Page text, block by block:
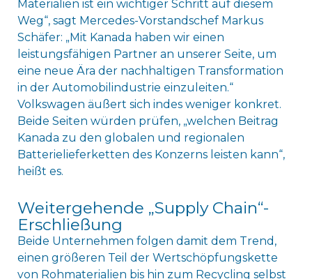
Materialien ist ein wichtiger Schritt auf diesem
Weg“, sagt Mercedes-Vorstandschef Markus
Schäfer: „Mit Kanada haben wir einen
leistungsfähigen Partner an unserer Seite, um
eine neue Ära der nachhaltigen Transformation
in der Automobilindustrie einzuleiten.“
Volkswagen äußert sich indes weniger konkret.
Beide Seiten würden prüfen, „welchen Beitrag
Kanada zu den globalen und regionalen
Batterielieferketten des Konzerns leisten kann“,
heißt es.
Weitergehende „Supply Chain“-
Erschließung
Beide Unternehmen folgen damit dem Trend,
einen größeren Teil der Wertschöpfungskette
von Rohmaterialien bis hin zum Recycling selbst